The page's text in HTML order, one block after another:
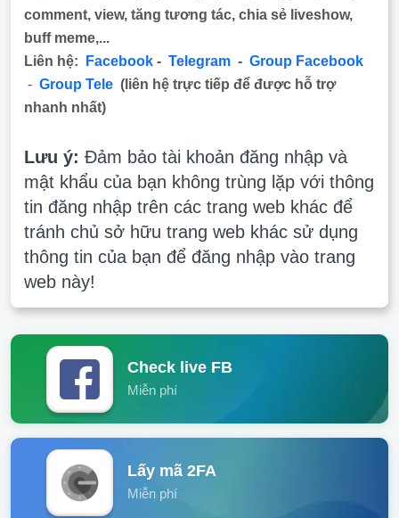
comment, view, tăng tương tác, chia sẻ liveshow,
buff meme,...
Liên hệ:
Facebook - Telegram - Group Facebook
- Group Tele (liên hệ trực tiếp để được hỗ trợ
nhanh nhất)
Lưu ý: Đảm bảo tài khoản đăng nhập và
mật khẩu của bạn không trùng lặp với thông
tin đăng nhập trên các trang web khác để
tránh chủ sở hữu trang web khác sử dụng
thông tin của bạn để đăng nhập vào trang
web này!
Check live FB
Miễn phí
Lấy mã 2FA
Miễn phí